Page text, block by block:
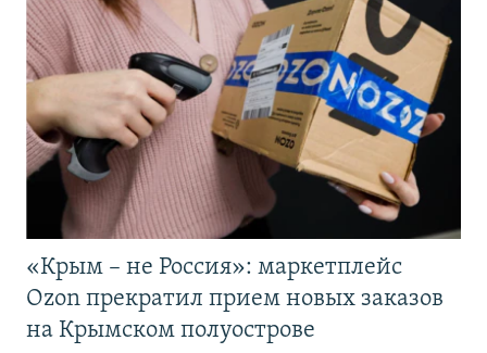
«Крым – не Россия»: маркетплейс
Ozon прекратил прием новых заказов
на Крымском полуострове